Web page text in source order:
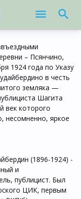
– Псянчино,
1924 года по Указу
в честь
земляка —
Шагита
век которого
несомненно, яркое
(1896-1924) -
и
публицист. Был
ЦИК, первым